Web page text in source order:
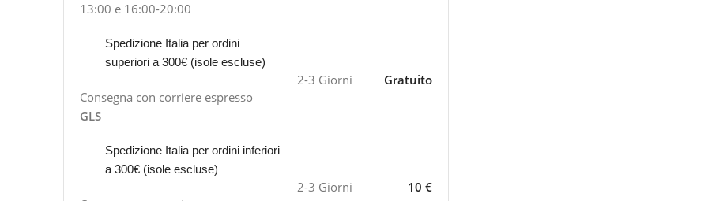
13:00 e 16:00-20:00
Spedizione Italia per ordini
superiori a 300€ (isole escluse)
Consegna con corriere espresso
GLS
2-3 Giorni Gratuito
Spedizione Italia per ordini inferiori
a 300€ (isole escluse)
2-3 Giorni 10 €